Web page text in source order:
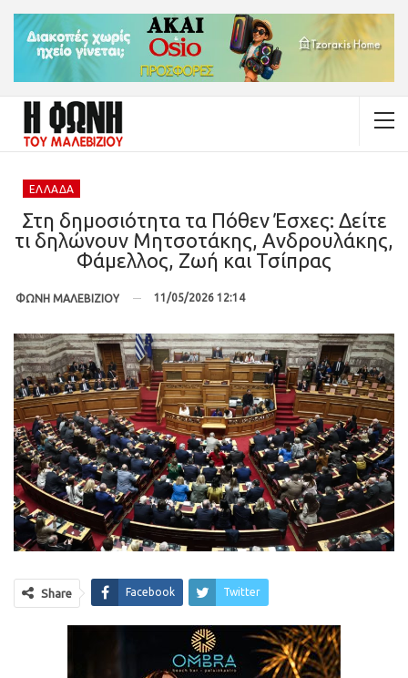
ΕΛΛΆΔΑ
Στη δημοσιότητα τα Πόθεν Έσχες: Δείτε
τι δηλώνουν Μητσοτάκης, Ανδρουλάκης,
Φάμελλος, Ζωή και Τσίπρας
ΦΩΝΗ ΜΑΛΕΒΙΖΙΟΥ 11/05/2026 12:14
Share Facebook Twitter